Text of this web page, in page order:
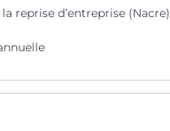
reprise d’entreprise (Nacre)